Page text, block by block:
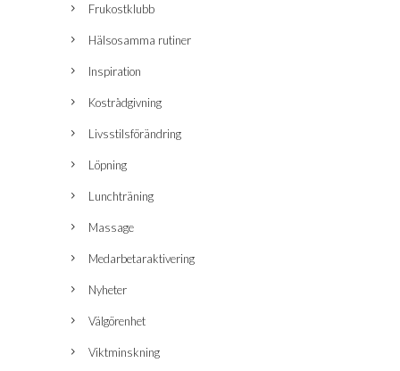
Frukostklubb
Hälsosamma rutiner
Inspiration
Kostrådgivning
Livsstilsförändring
Löpning
Lunchträning
Massage
Medarbetaraktivering
Nyheter
Välgörenhet
Viktminskning